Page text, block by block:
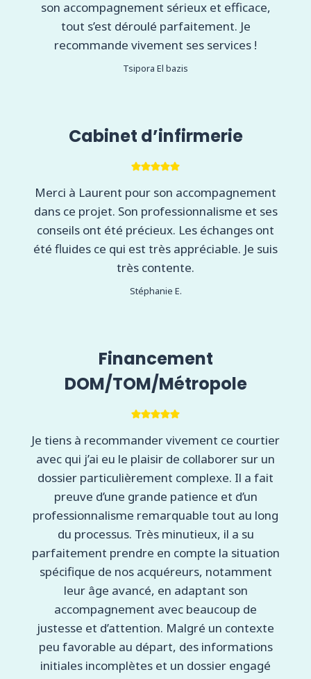
son accompagnement sérieux et efficace,
tout s’est déroulé parfaitement. Je
recommande vivement ses services !
Tsipora El bazis
Cabinet d’infirmerie
Merci à Laurent pour son accompagnement
dans ce projet. Son professionnalisme et ses
conseils ont été précieux. Les échanges ont
été fluides ce qui est très appréciable. Je suis
très contente.
Stéphanie E.
Financement
DOM/TOM/Métropole
Je tiens à recommander vivement ce courtier
avec qui j’ai eu le plaisir de collaborer sur un
dossier particulièrement complexe. Il a fait
preuve d’une grande patience et d’un
professionnalisme remarquable tout au long
du processus. Très minutieux, il a su
parfaitement prendre en compte la situation
spécifique de nos acquéreurs, notamment
leur âge avancé, en adaptant son
accompagnement avec beaucoup de
justesse et d’attention. Malgré un contexte
peu favorable au départ, des informations
initiales incomplètes et un dossier engagé